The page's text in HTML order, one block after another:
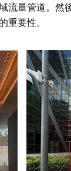
流量管道。
要性。